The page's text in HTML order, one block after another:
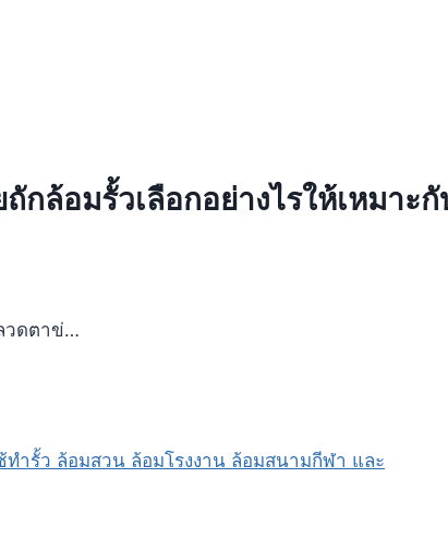
กล้อมรั้วเลือกอย่างไรให้เหมาะ
วดตาข่…